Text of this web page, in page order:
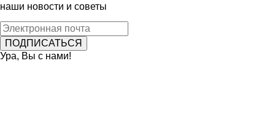
наши новости и советы
Ура, Вы с нами!